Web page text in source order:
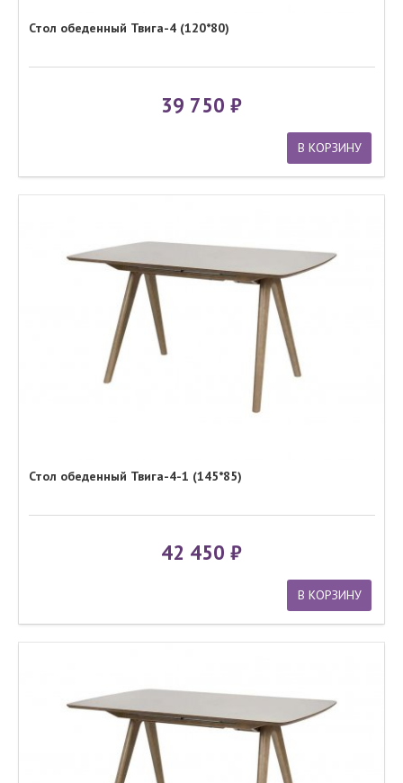
Стол обеденный Твига-4 (120*80)
39 750
В КОРЗИНУ
Стол обеденный Твига-4-1 (145*85)
42 450
В КОРЗИНУ